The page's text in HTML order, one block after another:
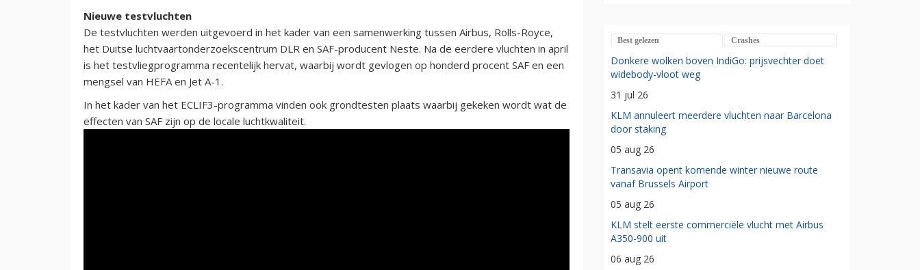
Nieuwe testvluchten
De testvluchten werden uitgevoerd in het kader van een samenwerking tussen Airbus, Rolls-Royce,
het Duitse luchtvaartonderzoekscentrum DLR en SAF-producent Neste. Na de eerdere vluchten in april
is het testvliegprogramma recentelijk hervat, waarbij wordt gevlogen op honderd procent SAF en een
mengsel van HEFA en Jet A-1.
In het kader van het ECLIF3-programma vinden ook grondtesten plaats waarbij gekeken wordt wat de
effecten van SAF zijn op de locale luchtkwaliteit.
Best gelezen Crashes
Donkere wolken boven IndiGo: prijsvechter doet
widebody-vloot weg
31 jul 26
KLM annuleert meerdere vluchten naar Barcelona
door staking
05 aug 26
Transavia opent komende winter nieuwe route
vanaf Brussels Airport
05 aug 26
KLM stelt eerste commerciële vlucht met Airbus
A350-900 uit
06 aug 26